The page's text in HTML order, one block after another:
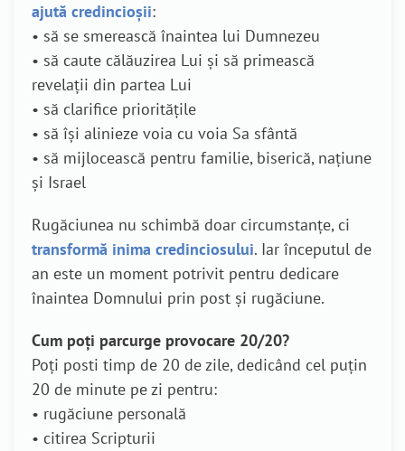
ajută credincioșii:
• să se smerească înaintea lui Dumnezeu
• să caute călăuzirea Lui și să primească
revelații din partea Lui
• să clarifice prioritățile
• să își alinieze voia cu voia Sa sfântă
• să mijlocească pentru familie, biserică, națiune
și Israel
Rugăciunea nu schimbă doar circumstanțe, ci
transformă inima credinciosului. Iar începutul de
an este un moment potrivit pentru dedicare
înaintea Domnului prin post și rugăciune.
Cum poți parcurge provocare 20/20?
Poți posti timp de 20 de zile, dedicând cel puțin
20 de minute pe zi pentru:
• rugăciune personală
• citirea Scripturii